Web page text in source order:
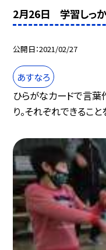
2月26日 学習しっか
公開日 2021/02/27
あすなろ
ひらがなカードで言葉
り。それぞれできること